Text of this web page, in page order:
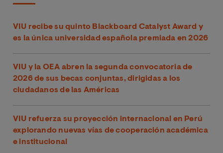
VIU recibe su quinto Blackboard Catalyst Award y
es la única universidad española premiada en 2026
VIU y la OEA abren la segunda convocatoria de
2026 de sus becas conjuntas, dirigidas a los
ciudadanos de las Américas
VIU refuerza su proyección internacional en Perú
explorando nuevas vías de cooperación académica
e institucional